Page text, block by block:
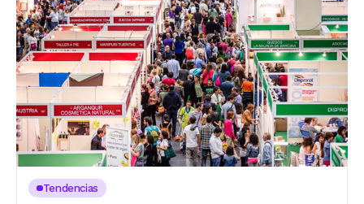
Tendencias